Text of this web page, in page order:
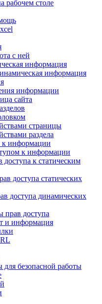
рабочем столе
с ней
информация
информация
информации
сайта
страницы
раздела
к информации
к информации
доступа к статическим
доступа статических
доступа динамических
прав доступа
и информация
безопасной работы